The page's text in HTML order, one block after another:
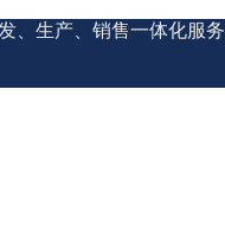
、生产、销售一体化服